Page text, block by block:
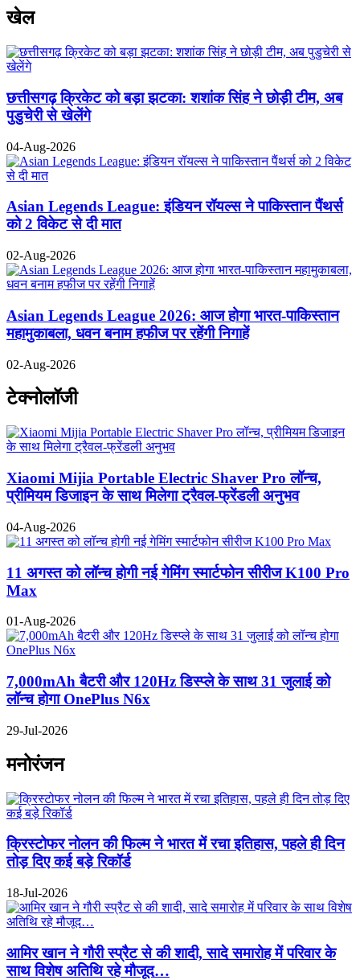
खेल
छत्तीसगढ़ क्रिकेट को बड़ा झटका: शशांक सिंह ने छोड़ी टीम, अब
पुडुचेरी से खेलेंगे
04-Aug-2026
Asian Legends League: इंडियन रॉयल्स ने पाकिस्तान पैंथर्स
को 2 विकेट से दी मात
02-Aug-2026
Asian Legends League 2026: आज होगा भारत-पाकिस्तान
महामुकाबला, धवन बनाम हफीज पर रहेंगी निगाहें
02-Aug-2026
टेक्नोलॉजी
Xiaomi Mijia Portable Electric Shaver Pro लॉन्च,
प्रीमियम डिजाइन के साथ मिलेगा ट्रैवल-फ्रेंडली अनुभव
04-Aug-2026
11 अगस्त को लॉन्च होगी नई गेमिंग स्मार्टफोन सीरीज K100 Pro
Max
01-Aug-2026
7,000mAh बैटरी और 120Hz डिस्प्ले के साथ 31 जुलाई को
लॉन्च होगा OnePlus N6x
29-Jul-2026
मनोरंजन
क्रिस्टोफर नोलन की फिल्म ने भारत में रचा इतिहास, पहले ही दिन
तोड़ दिए कई बड़े रिकॉर्ड
18-Jul-2026
आमिर खान ने गौरी स्प्रैट से की शादी, सादे समारोह में परिवार के
साथ विशेष अतिथि रहे मौजूद…